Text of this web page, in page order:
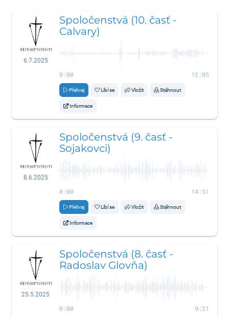
6.7.2025
Spoločenstvá (10. časť -
Calvary)
0:00 12:05
Přehraj Líbí se Vložit Stáhnout
Informace
8.6.2025
Spoločenstvá (9. časť -
Sojakovci)
0:00 14:51
Přehraj Líbí se Vložit Stáhnout
Informace
25.5.2025
Spoločenstvá (8. časť -
Radoslav Glovňa)
0:00 9:21